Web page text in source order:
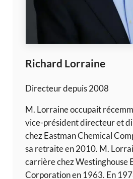
Richard Lorraine
Directeur depuis 2008
M. Lorraine occupait
vice-président directeur et
chez Eastman Chemical
sa retraite en 2010. M.
carrière chez Westinghouse
Corporation en 1963. En